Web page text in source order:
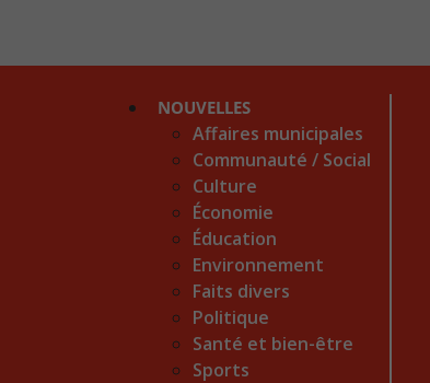
NOUVELLES
Affaires municipales
Communauté / Social
Culture
Économie
Éducation
Environnement
Faits divers
Politique
Santé et bien-être
Sports